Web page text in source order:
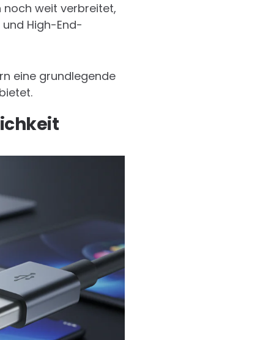
weit verbreitet,
High-End-
eine grundlegende